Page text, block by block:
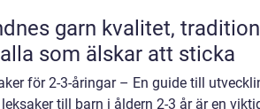
kvalitet, tradition och inspiration
som älskar att sticka
för 2-3-åringar – En guide till
till barn i åldern 2-3 år är en